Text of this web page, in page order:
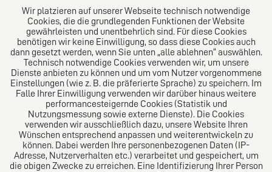
Über uns
Das Kanzlei-Vertrauensnetzwerk. Aus Europa für die
Welt. Für den erfolgreichen Mittelstand.
Folgen Sie uns auf
Wir platzieren auf unserer Webseite technisch notwendige
Cookies, die die grundlegenden Funktionen der Website
gewährleisten und unentbehrlich sind. Für diese Cookies
benötigen wir keine Einwilligung, so dass diese Cookies auch
dann gesetzt werden, wenn Sie unten „alle ablehnen“ auswählen.
Technisch notwendige Cookies verwenden wir, um unsere
Dienste anbieten zu können und um vom Nutzer vorgenommene
Einstellungen (wie z. B. die präferierte Sprache) zu speichern. Im
Falle Ihrer Einwilligung verwenden wir darüber hinaus weitere
performancesteigernde Cookies (Statistik und
Nutzungsmessung sowie externe Dienste). Die Cookies
verwenden wir ausschließlich dazu, unsere Website Ihren
Wünschen entsprechend anpassen und weiterentwickeln zu
können. Dabei werden Ihre personenbezogenen Daten (IP-
Adresse, Nutzerverhalten etc.) verarbeitet und gespeichert, um
die obigen Zwecke zu erreichen. Eine Identifizierung Ihrer Person